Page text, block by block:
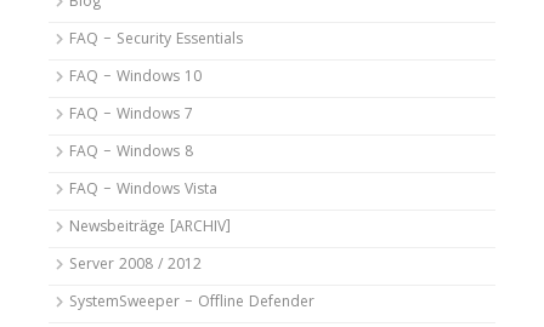
FAQ – Security Essentials
FAQ – Windows 10
FAQ – Windows 7
FAQ – Windows 8
FAQ – Windows Vista
Newsbeiträge [ARCHIV]
Server 2008 / 2012
SystemSweeper – Offline Defender